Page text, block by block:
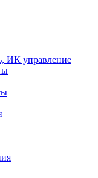
ИК управление